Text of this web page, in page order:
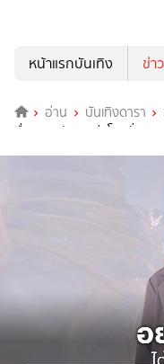
หน้าแรกบันเทิง
ข่า
อ่าน บันเทิงดารา
เรื่องของฉัน ..อย่าโยงมั่วนะ